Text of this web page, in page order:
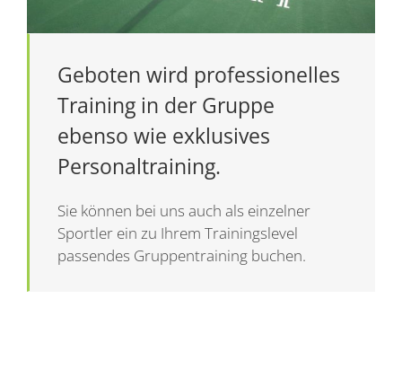
Geboten wird professionelles
Training in der Gruppe
ebenso wie exklusives
Personaltraining.
Sie können bei uns auch als einzelner
Sportler ein zu Ihrem Trainingslevel
passendes Gruppentraining buchen.